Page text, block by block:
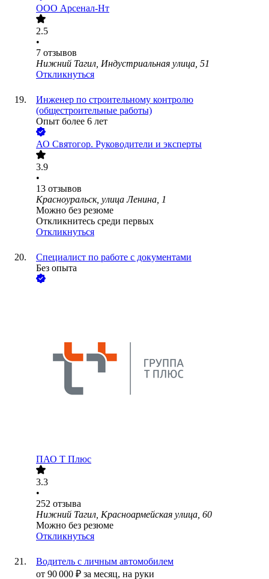
ООО Арсенал-Нт
2.5
•
7 отзывов
Нижний Тагил, Индустриальная улица, 51
Откликнуться
Инженер по строительному контролю
(общестроительные работы)
Опыт более 6 лет
АО Святогор. Руководители и эксперты
3.9
•
13 отзывов
Красноуральск, улица Ленина, 1
Можно без резюме
Откликнитесь среди первых
Откликнуться
Специалист по работе с документами
Без опыта
ПАО Т Плюс
3.3
•
252 отзыва
Нижний Тагил, Красноармейская улица, 60
Можно без резюме
Откликнуться
Водитель с личным автомобилем
от 90 000 ₽ за месяц, на руки